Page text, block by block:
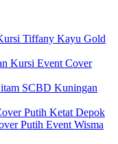
Tiffany Kayu Gold
Kursi Event Cover
SCBD Kuningan
Putih Ketat Depok
Putih Event Wisma